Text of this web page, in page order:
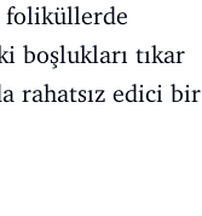
foliküllerde
boşlukları tıkar
rahatsız edici bir